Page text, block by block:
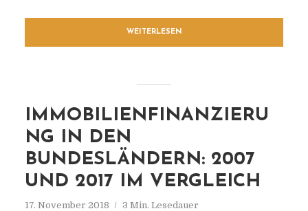
WEITERLESEN
IMMOBILIENFINANZIERU
NG IN DEN
BUNDESLÄNDERN: 2007
UND 2017 IM VERGLEICH
17. November 2018 3 Min. Lesedauer